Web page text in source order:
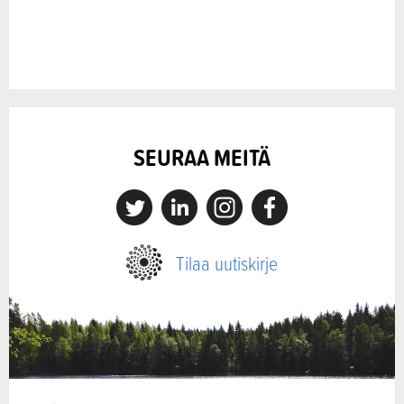
SEURAA MEITÄ
X LinkedinInstagramFacebook
Tilaa uutiskirje